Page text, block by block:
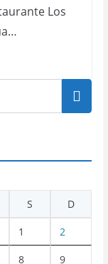
Los
S D
1 2
8 9